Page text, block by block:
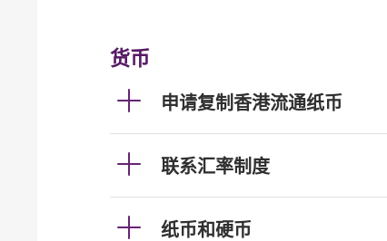
货币
申请复制香港流通纸币
联系汇率制度
纸币和硬币